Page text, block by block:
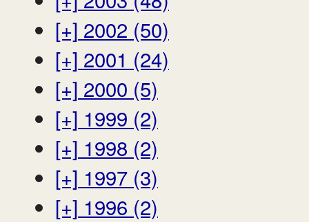
[+] 2002 (50)
[+] 2001 (24)
[+] 2000 (5)
[+] 1999 (2)
[+] 1998 (2)
[+] 1997 (3)
[+] 1996 (2)